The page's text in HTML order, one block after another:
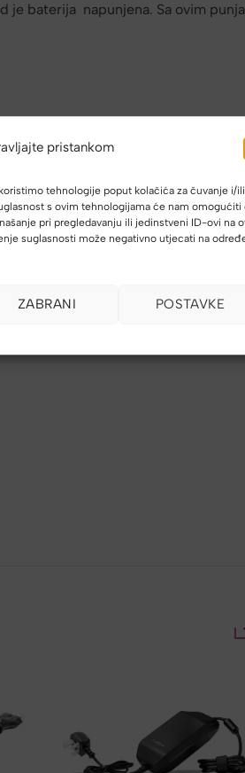
pristankom
tehnologije poput kolačića za čuvanje i/ili
s ovim tehnologijama će nam omogućiti
pri pregledavanju ili jedinstveni ID-ovi na
suglasnosti može negativno utjecati na
ZABRANI POSTAVKE
baterija napunjena. Sa ovim